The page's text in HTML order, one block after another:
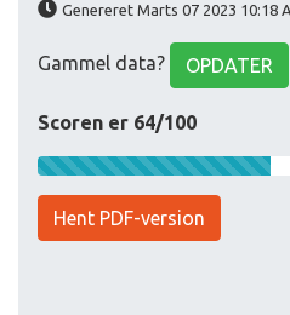
Genereret Marts 07 2023 10:18
Gammel data? OPDATER
Scoren er 64/100
Hent PDF-version